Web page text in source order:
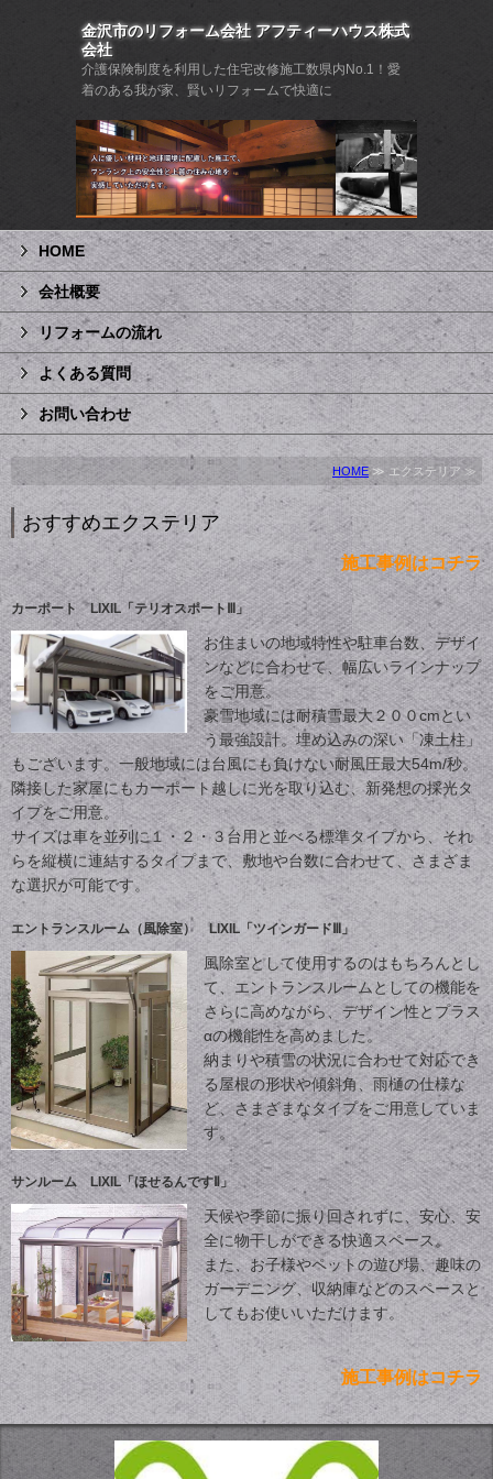
金沢市のリフォーム会社 アフティーハウス株式
会社
介護保険制度を利用した住宅改修施工数県内No.1！愛
着のある我が家、賢いリフォームで快適に
HOME
会社概要
リフォームの流れ
よくある質問
お問い合わせ
HOME≫ エクステリア ≫
おすすめエクステリア
施工事例はコチラ
カーポート LIXIL「テリオスポートⅢ」
お住まいの地域特性や駐車台数、デザイ
ンなどに合わせて、幅広いラインナップ
をご用意。
豪雪地域には耐積雪最大２００cmとい
う最強設計。埋め込みの深い「凍土柱」
もございます。一般地域には台風にも負けない耐風圧最大54m/秒。
隣接した家屋にもカーポート越しに光を取り込む、新発想の採光タ
イプをご用意。
サイズは車を並列に１・２・３台用と並べる標準タイプから、それ
らを縦横に連結するタイプまで、敷地や台数に合わせて、さまざま
な選択が可能です。
エントランスルーム（風除室） LIXIL「ツインガードⅢ」
風除室として使用するのはもちろんとし
て、エントランスルームとしての機能を
さらに高めながら、デザイン性とプラス
αの機能性を高めました。
納まりや積雪の状況に合わせて対応でき
る屋根の形状や傾斜角、雨樋の仕様な
ど、さまざまなタイプをご用意していま
す。
サンルーム LIXIL「ほせるんですⅡ」
天候や季節に振り回されずに、安心、安
全に物干しができる快適スペース。
また、お子様やペットの遊び場、趣味の
ガーデニング、収納庫などのスペースと
してもお使いいただけます。
施工事例はコチラ